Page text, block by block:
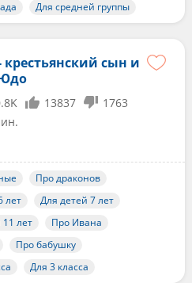
Для средней группы
крестьянский сын и
13837
1763
Про драконов
лет
Для детей 7 лет
лет
Про Ивана
Про бабушку
Для 3 класса